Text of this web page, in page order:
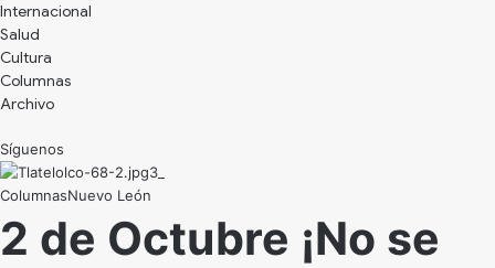
Internacional
Salud
Cultura
Archivo
Síguenos
Nuevo León
2 de Octubre ¡No se